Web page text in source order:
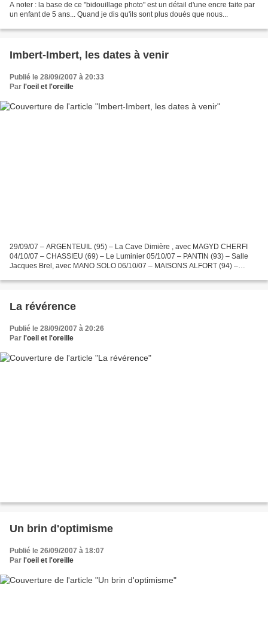
A noter : la base de ce "bidouillage photo" est un détail d'une encre faite par
un enfant de 5 ans... Quand je dis qu'ils sont plus doués que nous...
Imbert-Imbert, les dates à venir
Publié le 28/09/2007 à 20:33
Par l'oeil et l'oreille
29/09/07 – ARGENTEUIL (95) – La Cave Dimière , avec MAGYD CHERFI
04/10/07 – CHASSIEU (69) – Le Luminier 05/10/07 – PANTIN (93) – Salle
Jacques Brel, avec MANO SOLO 06/10/07 – MAISONS ALFORT (94) –
La révérence
Publié le 28/09/2007 à 20:26
Par l'oeil et l'oreille
Un brin d'optimisme
Publié le 26/09/2007 à 18:07
Par l'oeil et l'oreille